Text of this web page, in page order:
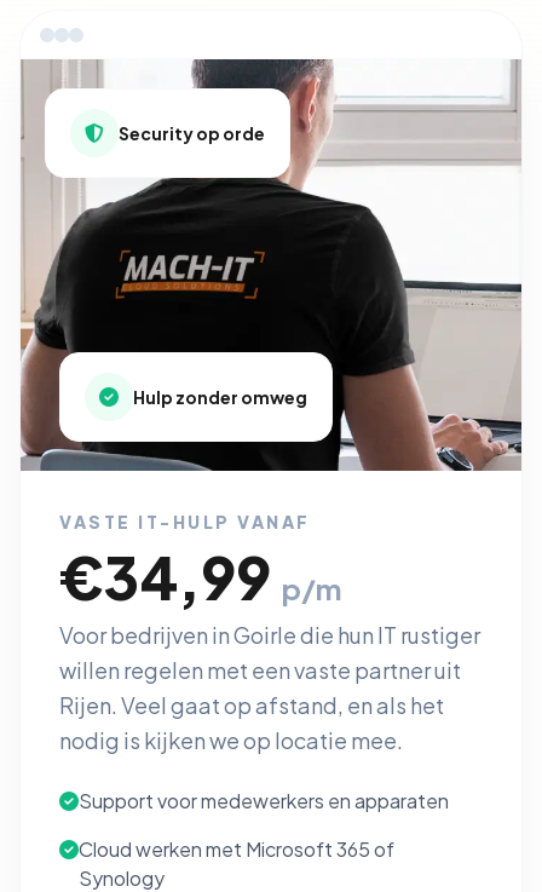
Security op orde
Hulp zonder omweg
VASTE IT-HULP VANAF
€34,99 p/m
Voor bedrijven in Goirle die hun IT rustiger
willen regelen met een vaste partner uit
Rijen. Veel gaat op afstand, en als het
nodig is kijken we op locatie mee.
Support voor medewerkers en apparaten
Cloud werken met Microsoft 365 of
Synology